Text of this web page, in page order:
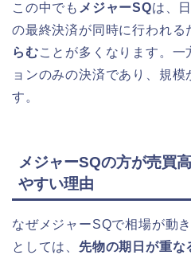
この中でも メジャーSQは、
の最終決済が同時に行われる
らむことが多くなります。一
ョンのみの決済であり、規模
す。
メジャーSQの方が売買
やすい理由
なぜメジャーSQで相場が動
としては、 先物の期日が重な